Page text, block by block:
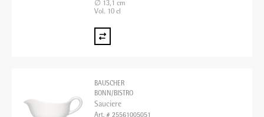
∅ 13,1 cm
Vol. 10 cl
BAUSCHER
BONN/BISTRO
Sauciere
Art. # 25561005051